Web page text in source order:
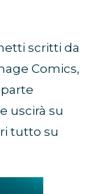
scritti da
Comics,
parte
uscirà su
tutto su